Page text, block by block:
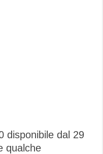
disponibile dal 29
qualche